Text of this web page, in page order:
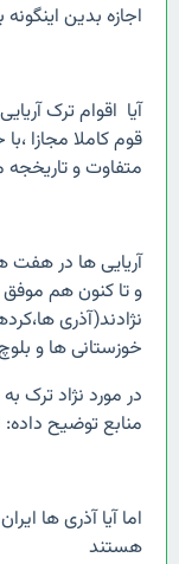
اجازه بدین
آیا اقوام ترک
قوم کاملا مجازا
متفاوت و تاریخجه
آریایی ها در هفت
و تا کنون هم موفق
نژادند(آذری
خوزستانی ها و
در مورد نژاد ترک
منابع توضیح داده:
اما آیا آذری ها
هستند